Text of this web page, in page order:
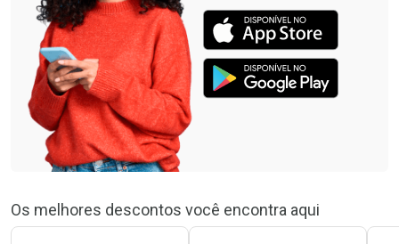
Os melhores descontos você encontra aqui